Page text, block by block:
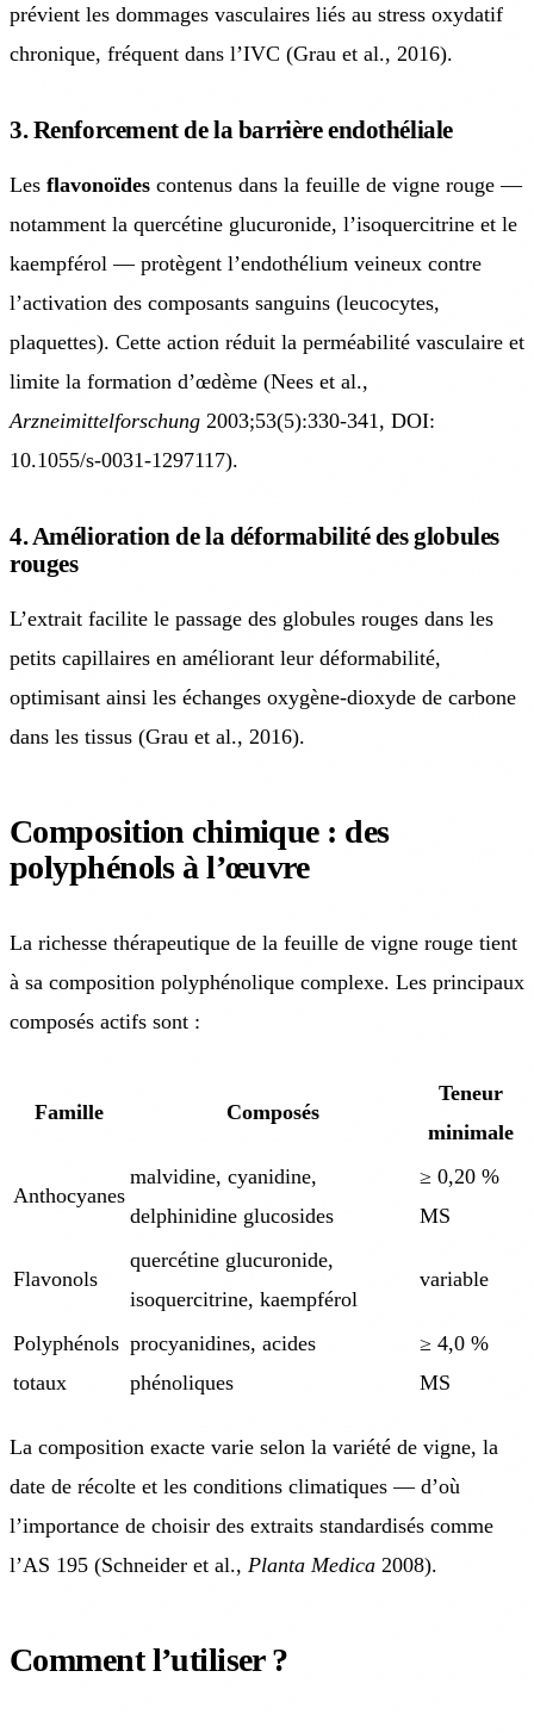
prévient les dommages vasculaires liés au stress oxydatif
chronique, fréquent dans l’IVC (Grau et al., 2016).
3. Renforcement de la barrière endothéliale
Les flavonoïdes contenus dans la feuille de vigne rouge —
notamment la quercétine glucuronide, l’isoquercitrine et le
kaempférol — protègent l’endothélium veineux contre
l’activation des composants sanguins (leucocytes,
plaquettes). Cette action réduit la perméabilité vasculaire et
limite la formation d’œdème (Nees et al.,
Arzneimittelforschung 2003;53(5):330-341, DOI:
10.1055/s-0031-1297117).
4. Amélioration de la déformabilité des globules
rouges
L’extrait facilite le passage des globules rouges dans les
petits capillaires en améliorant leur déformabilité,
optimisant ainsi les échanges oxygène-dioxyde de carbone
dans les tissus (Grau et al., 2016).
Composition chimique : des
polyphénols à l’œuvre
La richesse thérapeutique de la feuille de vigne rouge tient
à sa composition polyphénolique complexe. Les principaux
composés actifs sont :
Famille Composés
Teneur
minimale
Anthocyanes
malvidine, cyanidine,
delphinidine glucosides
≥ 0,20 %
MS
Flavonols
quercétine glucuronide,
isoquercitrine, kaempférol
variable
Polyphénols
totaux
procyanidines, acides
phénoliques
≥ 4,0 %
MS
La composition exacte varie selon la variété de vigne, la
date de récolte et les conditions climatiques — d’où
l’importance de choisir des extraits standardisés comme
l’AS 195 (Schneider et al., Planta Medica 2008).
Comment l’utiliser ?